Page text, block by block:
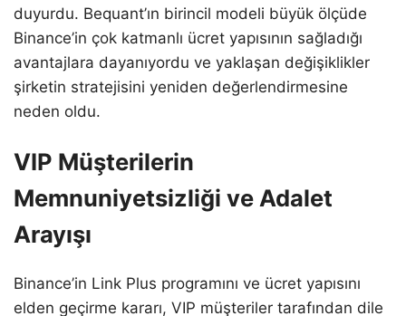
duyurdu. Bequant’ın birincil modeli büyük ölçüde
Binance’in çok katmanlı ücret yapısının sağladığı
avantajlara dayanıyordu ve yaklaşan değişiklikler
şirketin stratejisini yeniden değerlendirmesine
neden oldu.
VIP Müşterilerin
Memnuniyetsizliği ve Adalet
Arayışı
Binance’in Link Plus programını ve ücret yapısını
elden geçirme kararı, VIP müşteriler tarafından dile